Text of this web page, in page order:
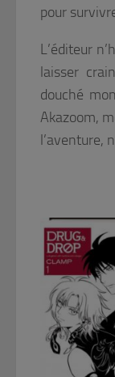
pour
L’éditeur
laisser
douché
Akazoom,
l’aventure,